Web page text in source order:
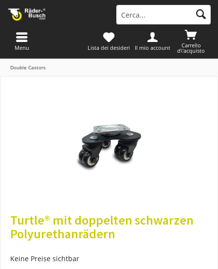
Carrello
d\'acquisto
Lista dei desideri Il mio account
Menu
Double Castors
Turtle® mit doppelten schwarzen
Polyurethanrädern
Keine Preise sichtbar